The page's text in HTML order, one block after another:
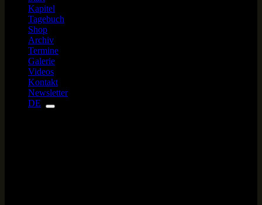
Kapitel
Tagebuch
Shop
Archiv
Termine
Galerie
Videos
Kontakt
Newsletter
DE